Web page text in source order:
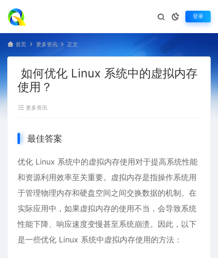
登录
首页 更多资讯 正文
如何优化 Linux 系统中的虚拟内存
使用？
更多资讯
最佳答案
优化 Linux 系统中的虚拟内存使用对于提高系统性能
和资源利用效率至关重要。虚拟内存是指操作系统用
于管理物理内存和硬盘空间之间交换数据的机制。在
实际应用中，如果虚拟内存的使用不当，会导致系统
性能下降、响应速度变慢甚至系统崩溃。因此，以下
是一些优化 Linux 系统中虚拟内存使用的方法：